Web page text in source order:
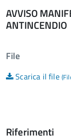
AVVISO
ANTINCENDIO
File
Scarica il file
Riferimenti